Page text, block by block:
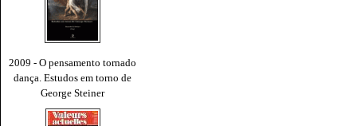
2009 - O pensamento tornado
dança. Estudos em torno de
George Steiner